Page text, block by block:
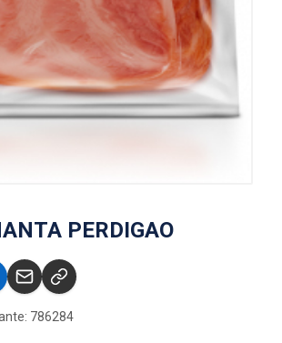
PERDIGAO
786284